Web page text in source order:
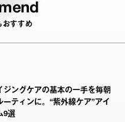
おすすめ
ジングケアの基本の一手を毎朝
ーティンに。“紫外線ケア”アイ
9選